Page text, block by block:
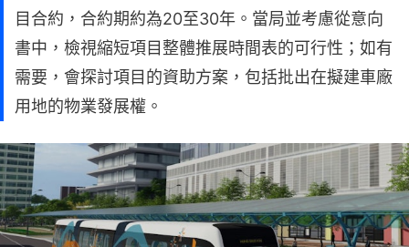
目合約，合約期約為20至30年。當局並考慮從意向
書中，檢視縮短項目整體推展時間表的可行性；如有
需要，會探討項目的資助方案，包括批出在擬建車廠
用地的物業發展權。